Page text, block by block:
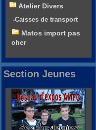
Atelier Divers
-Caisses de transport
Matos import pas
cher
Section Jeunes